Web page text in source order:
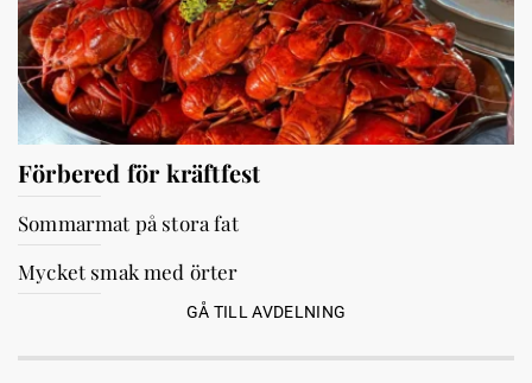
Förbered för kräftfest
Sommarmat på stora fat
Mycket smak med örter
GÅ TILL AVDELNING